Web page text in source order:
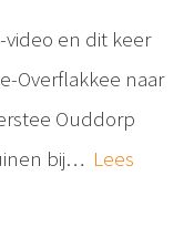
en dit keer
Overflakkee naar
Ouddorp
bij… Lees